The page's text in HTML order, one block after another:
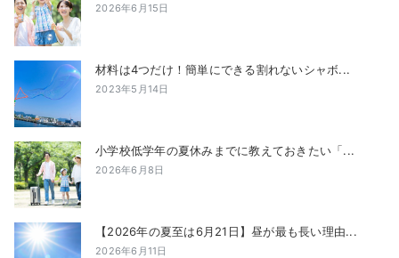
2026年6月15日
材料は4つだけ！簡単にできる割れないシャボ...
2023年5月14日
小学校低学年の夏休みまでに教えておきたい「...
2026年6月8日
【2026年の夏至は6月21日】昼が最も長い理由...
2026年6月11日